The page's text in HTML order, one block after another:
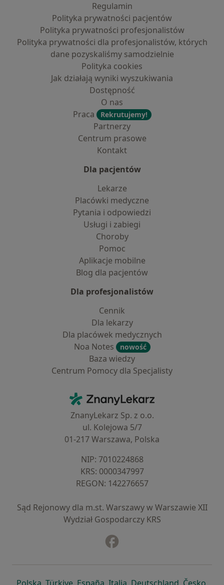
Regulamin
Polityka prywatności pacjentów
Polityka prywatności profesjonalistów
Polityka prywatności dla profesjonalistów, których
dane pozyskaliśmy samodzielnie
Polityka cookies
Jak działają wyniki wyszukiwania
Dostępność
O nas
Praca
Rekrutujemy!
Partnerzy
Centrum prasowe
Kontakt
Dla pacjentów
Lekarze
Placówki medyczne
Pytania i odpowiedzi
Usługi i zabiegi
Choroby
Pomoc
Aplikacje mobilne
Blog dla pacjentów
Dla profesjonalistów
Cennik
Dla lekarzy
Dla placówek medycznych
Noa Notes
nowość
Baza wiedzy
Centrum Pomocy dla Specjalisty
ZnanyLekarz - Strona główna
ZnanyLekarz Sp. z o.o.
ul. Kolejowa 5/7
01-217 Warszawa, Polska
NIP: ⁠7010224868
KRS: ⁠0000347997
REGON: ⁠142276657
Sąd Rejonowy dla m.st. Warszawy w Warszawie XII
Wydział Gospodarczy KRS
otwiera się w nowej karcie
otwiera się w nowej karcie
otwiera się w nowej karcie
otwiera się w nowej
otwiera się